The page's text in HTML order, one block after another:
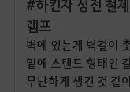
#하킨자 성전 철
램프
벽에 있는게 벽걸이
밑에 스탠드 형태인
무난하게 생긴 것 같